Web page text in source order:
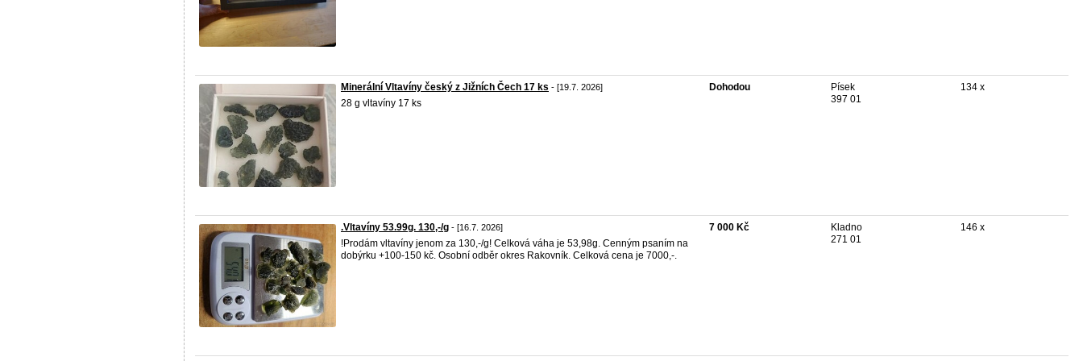
Minerální Vltavíny český z Jižních Čech 17 ks - [19.7. 2026]
28 g vltavíny 17 ks
Dohodou
Písek
397 01
134 x
.Vltavíny 53.99g. 130,-/g - [16.7. 2026]
!Prodám vltavíny jenom za 130,-/g! Celková váha je 53,98g. Cenným psaním na
dobýrku +100-150 kč. Osobní odběr okres Rakovník. Celková cena je 7000,-.
7 000 Kč
Kladno
271 01
146 x